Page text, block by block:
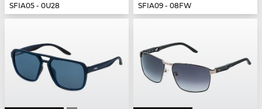
SFIA05 - 0U28
SFIA09 - 08FW